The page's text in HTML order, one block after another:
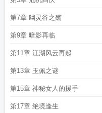
第7章 幽灵谷之殇
第9章 暗影再临
第11章 江湖风云再起
第13章 玉佩之谜
第15章 神秘女人的援手
第17章 绝境逢生